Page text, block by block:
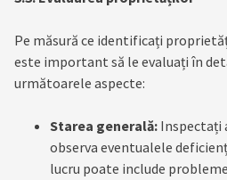
Pe măsură ce identificați
este important să le evaluați în
următoarele aspecte:
Starea generală: Inspectați
observa eventualele
lucru poate include